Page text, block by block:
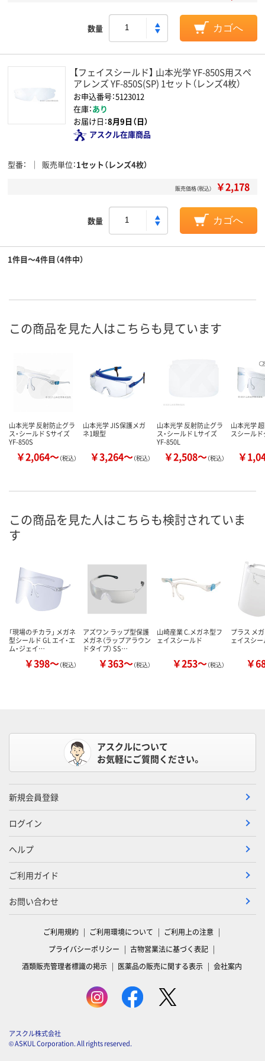
数量 カゴへ
【フェイスシールド】 山本光学 YF-850S用スペ
アレンズ YF-850S(SP) 1セット（レンズ4枚）
お申込番号：5123012
在庫：あり
お届け日：8月9日（日）
アスクル在庫商品
型番 販売単位 1セット（レンズ4枚）
販売価格（税込） ￥2,178
数量 カゴへ
1件目～4件目（4件中）
この商品を見た人はこちらも見ています
山本光学 反射防止グラ
ス・シールド Sサイズ
YF-850S
￥2,064～（税込）
山本光学 JIS保護メガ
ネ1眼型
￥3,264～（税込）
山本光学 反射防止グラ
ス・シールド Lサイズ
YF-850L
￥2,508～（税込）
山本光学
スシール
￥
この商品を見た人はこちらも検討されていま
す
「現場のチカラ」 メガネ
型シールド GL エイ・エ
ム・ジェイ…
￥398～（税込）
アズワン ラップ型保護
メガネ（ラップアラウン
ドタイプ） SS…
￥363～（税込）
山崎産業 C.メガネ型フ
ェイスシールド
￥253～（税込）
プラス メ
ェイスシ
￥
アスクルについて
お気軽にご質問ください。
新規会員登録
ログイン
ヘルプ
ご利用ガイド
お問い合わせ
ご利用規約 ご利用環境について
ご利用上の注意
プライバシーポリシー
古物営業法に基づく表記
酒類販売管理者標識の掲示
医薬品の販売に関する表示 会社案内
アスクル株式会社
© ASKUL Corporation. All rights reserved.